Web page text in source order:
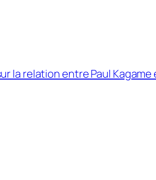
la relation entre Paul Kagame